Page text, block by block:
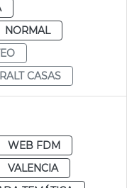
NORMAL
CASAS
WEB FDM
VALENCIA